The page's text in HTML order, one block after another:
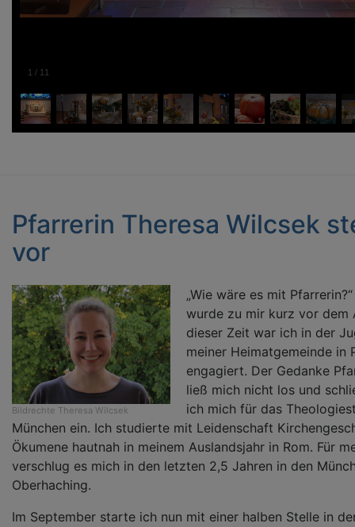
1 / 11
Pfarrerin Theresa Wilcsek
vor
Bildrechte Theresa Wilcsek
„Wie wäre es mit
wurde zu mir kurz vor dem
dieser Zeit war ich in der
meiner Heimatgemeinde in
engagiert. Der Gedanke
ließ mich nicht los und
ich mich für das
München ein. Ich studierte mit Leidenschaft
Ökumene hautnah in meinem Auslandsjahr in Rom. Für
verschlug es mich in den letzten 2,5 Jahren in den
Oberhaching.
Im September starte ich nun mit einer halben Stelle in